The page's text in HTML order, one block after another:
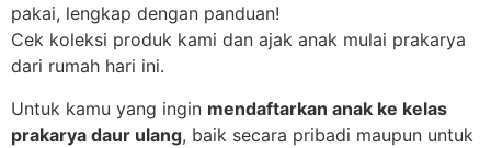
pakai, lengkap dengan panduan!
Cek koleksi produk kami dan ajak anak mulai prakarya
dari rumah hari ini.
Untuk kamu yang ingin mendaftarkan anak ke kelas
prakarya daur ulang, baik secara pribadi maupun untuk